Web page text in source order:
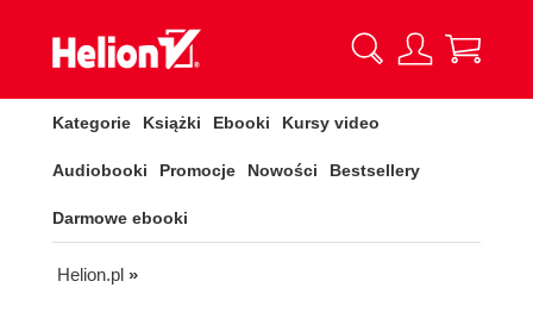
Kategorie Książki Ebooki Kursy video
Audiobooki Promocje Nowości Bestsellery
Darmowe ebooki
Helion.pl »